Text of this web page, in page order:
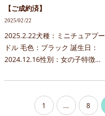
【ご成約済】
2025/02/22
2025.2.22犬種：ミニチュアプー
ドル 毛色：ブラック 誕生日：
2024.12.16性別：女の子特徴：
ついてお問合せ時には下記内容
を記載下さい。＊当日見学はご
希望に添えない場合が…
1 ... 8